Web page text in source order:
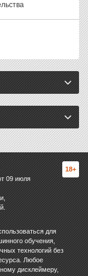
09 июля
18+
для
обучения,
технологий без
Любое
дисклеймеру,